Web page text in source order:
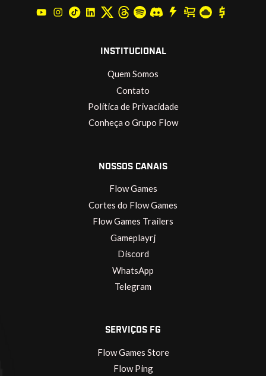
INSTITUCIONAL
Quem Somos
Contato
Política de Privacidade
Conheça o Grupo Flow
NOSSOS CANAIS
Flow Games
Cortes do Flow Games
Flow Games Trailers
Gameplayrj
Discord
WhatsApp
Telegram
SERVIÇOS FG
Flow Games Store
Flow Ping